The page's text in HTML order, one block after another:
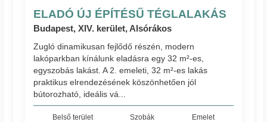
ELADÓ ÚJ ÉPÍTÉSŰ TÉGLALAKÁS
Budapest, XIV. kerület, Alsórákos
Zugló dinamikusan fejlődő részén, modern
lakóparkban kínálunk eladásra egy 32 m²-es,
egyszobás lakást. A 2. emeleti, 32 m²-es lakás
praktikus elrendezésének köszönhetően jól
bútorozható, ideális vá...
Belső terület Szobák Emelet